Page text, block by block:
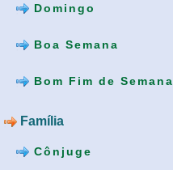
Domingo
Boa Semana
Bom Fim de Semana
Família
Cônjuge